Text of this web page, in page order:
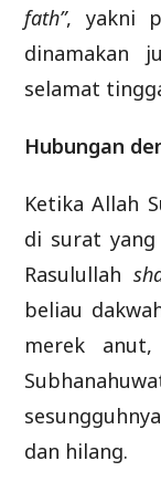
fath”, yakni
dinamakan
selamat
Hubungan
Ketika Allah
di surat
Rasulullah
beliau
merek
dan hilang.